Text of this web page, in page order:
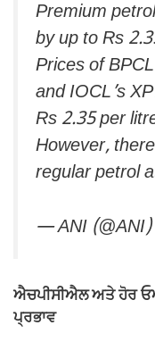
Premium
by up to Rs
Prices of
and IOCL’s
Rs 2.35 per
However,
regular petrol
— ANI (@ANI)
ਐਚਪੀਸੀਐਲ ਅਤੇ ਹੋਰ
ਪ੍ਰਭਾਵ